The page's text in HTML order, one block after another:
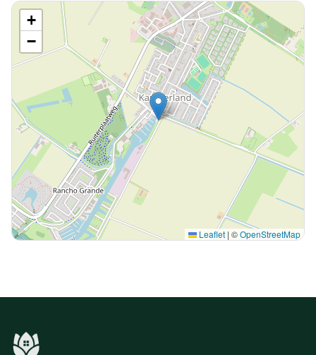
+
−
Leaflet | ©OpenStreetMap